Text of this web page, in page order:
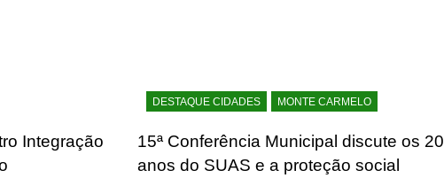
Integração
DESTAQUE CIDADES MONTE CARMELO
15ª Conferência Municipal discute os 20
anos do SUAS e a proteção social